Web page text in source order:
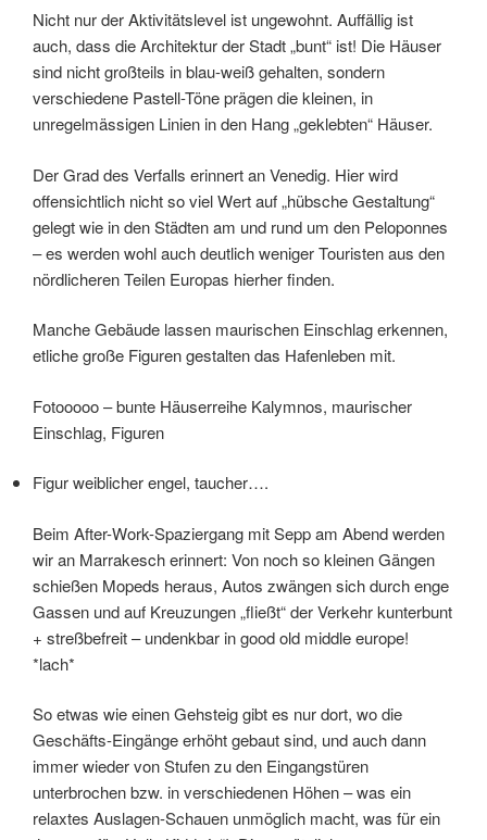
Nicht nur der Aktivitätslevel ist ungewohnt. Auffällig ist
auch, dass die Architektur der Stadt „bunt“ ist! Die Häuser
sind nicht großteils in blau-weiß gehalten, sondern
verschiedene Pastell-Töne prägen die kleinen, in
unregelmässigen Linien in den Hang „geklebten“ Häuser.
Der Grad des Verfalls erinnert an Venedig. Hier wird
offensichtlich nicht so viel Wert auf „hübsche Gestaltung“
gelegt wie in den Städten am und rund um den Peloponnes
– es werden wohl auch deutlich weniger Touristen aus den
nördlicheren Teilen Europas hierher finden.
Manche Gebäude lassen maurischen Einschlag erkennen,
etliche große Figuren gestalten das Hafenleben mit.
Fotooooo – bunte Häuserreihe Kalymnos, maurischer
Einschlag, Figuren
Figur weiblicher engel, taucher….
Beim After-Work-Spaziergang mit Sepp am Abend werden
wir an Marrakesch erinnert: Von noch so kleinen Gängen
schießen Mopeds heraus, Autos zwängen sich durch enge
Gassen und auf Kreuzungen „fließt“ der Verkehr kunterbunt
+ streßbefreit – undenkbar in good old middle europe!
*lach*
So etwas wie einen Gehsteig gibt es nur dort, wo die
Geschäfts-Eingänge erhöht gebaut sind, und auch dann
immer wieder von Stufen zu den Eingangstüren
unterbrochen bzw. in verschiedenen Höhen – was ein
relaxtes Auslagen-Schauen unmöglich macht, was für ein